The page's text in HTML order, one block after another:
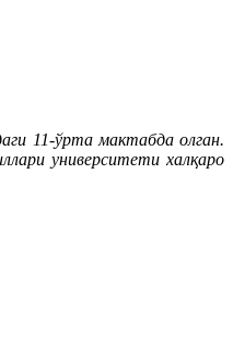
11-ўрта мактабда олган.
университети халқаро